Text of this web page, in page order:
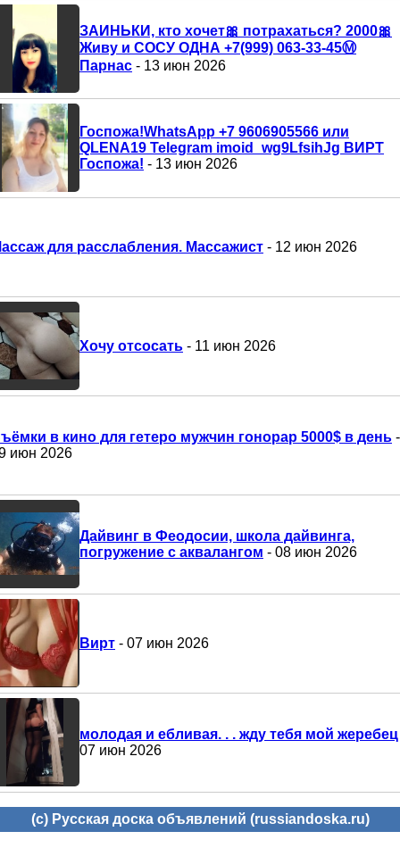
ЗАИНЬКИ, кто хочет🎀 потрахаться? 2000🎀
Живу и СОСУ ОДНА +7(999) 063-33-45Ⓜ️
Парнас - 13 июн 2026
Госпожа!WhatsApp +7 9606905566 или
QLENA19 Telegram imoid_wg9LfsihJg ВИРТ
Госпожа! - 13 июн 2026
для расслабления. Массажист - 12 июн 2026
Хочу отсосать - 11 июн 2026
в кино для гетеро мужчин гонорар 5000$ в день -
июн 2026
Дайвинг в Феодосии, школа дайвинга,
погружение с аквалангом - 08 июн 2026
Вирт - 07 июн 2026
молодая и ебливая. . . жду тебя мой жеребец
07 июн 2026
(c) Русская доска объявлений (russiandoska.ru)